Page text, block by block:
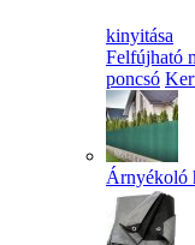
kinyitása
Felfújható
poncsó
Árnyékoló